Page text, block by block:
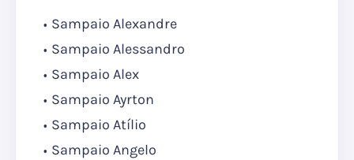
Sampaio Alexandre
Sampaio Alessandro
Sampaio Alex
Sampaio Ayrton
Sampaio Atílio
Sampaio Angelo